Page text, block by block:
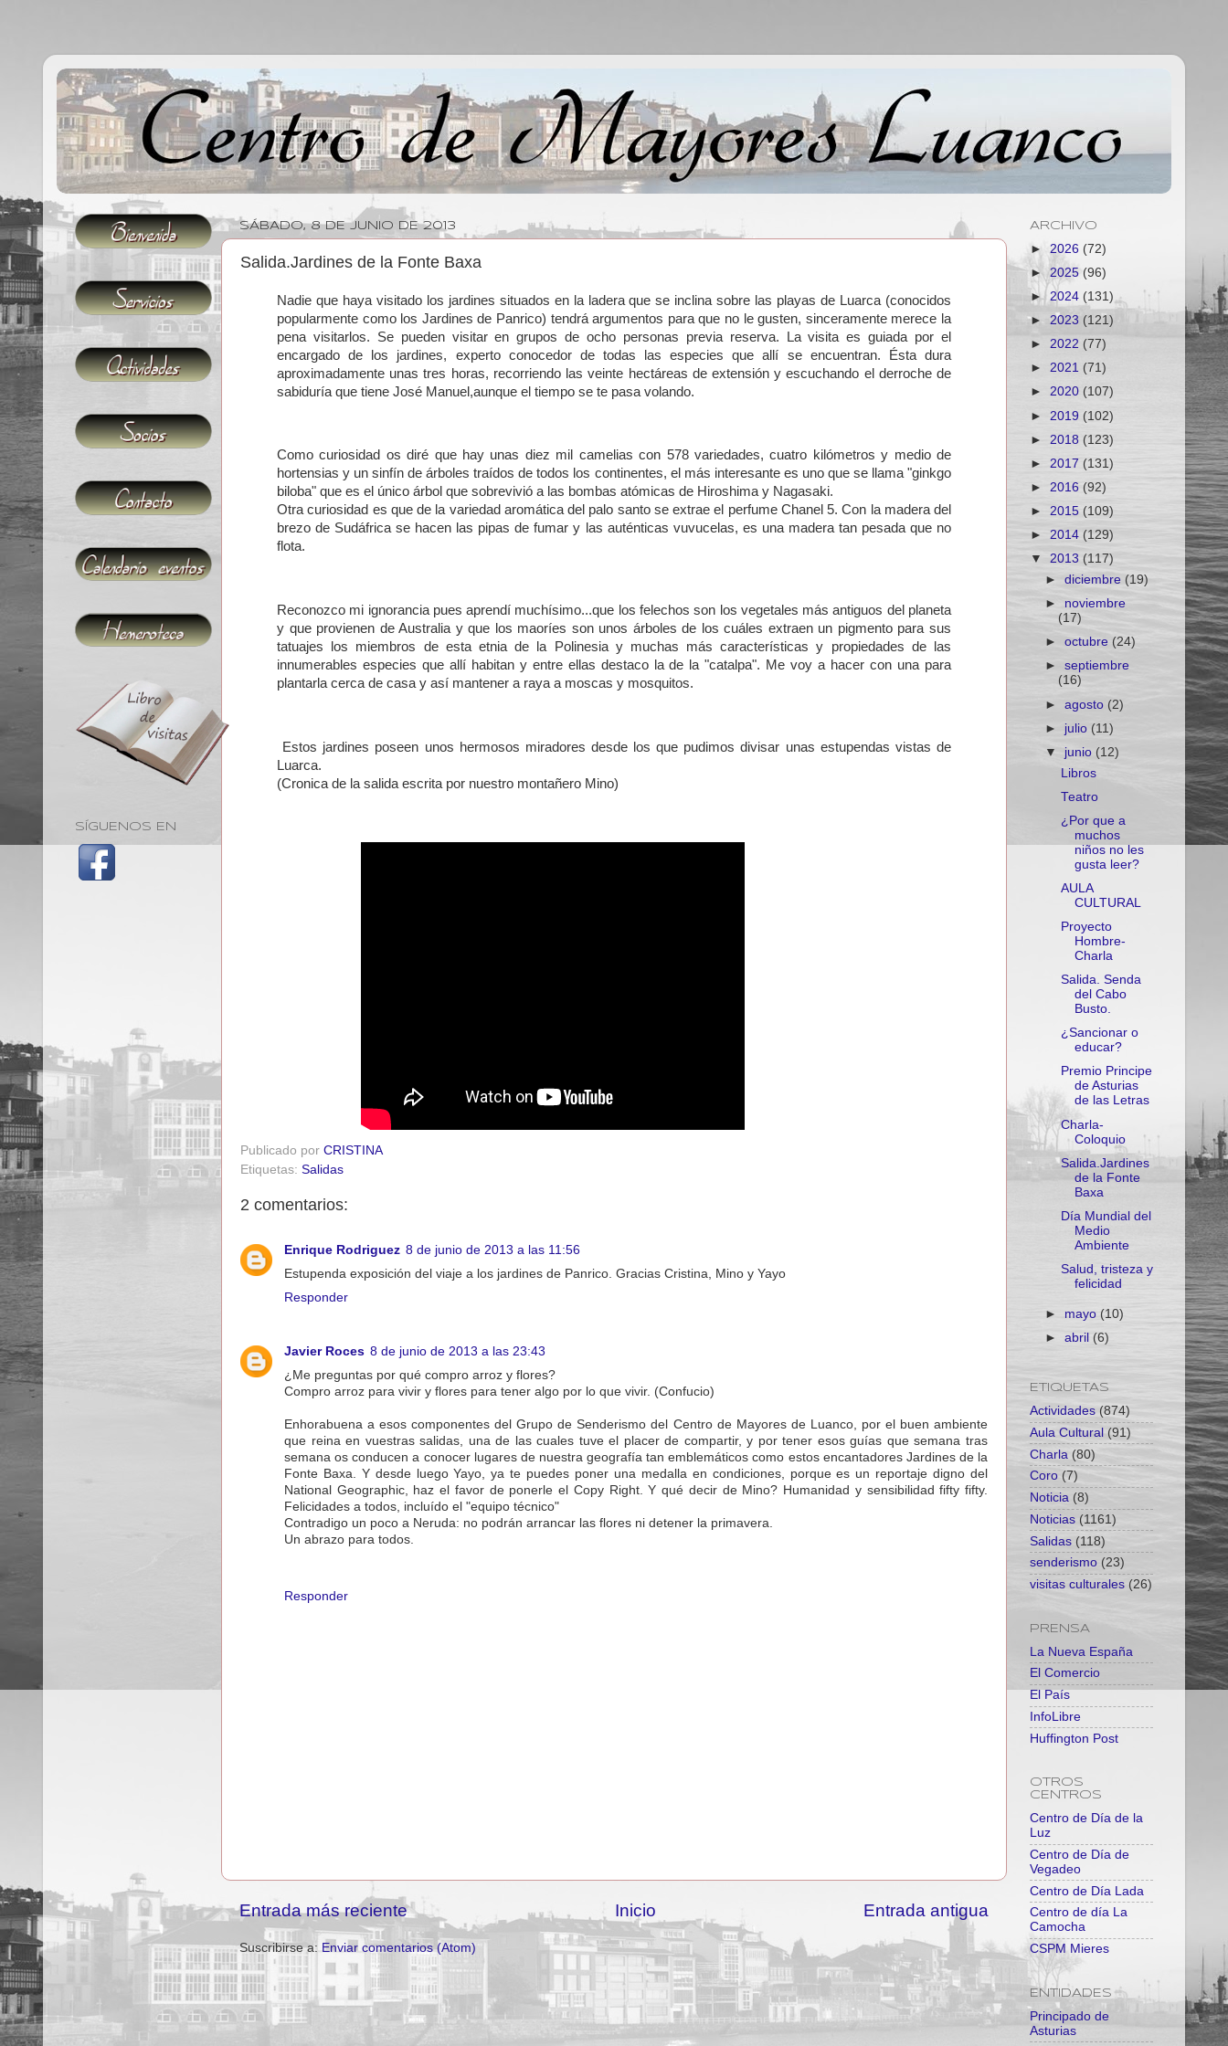
SÁBADO, 8 DE JUNIO DE 2013
Salida.Jardines de la Fonte Baxa
Nadie que haya visitado los jardines situados en la ladera que se inclina sobre las playas de Luarca (conocidos
popularmente como los Jardines de Panrico) tendrá argumentos para que no le gusten, sinceramente merece la
pena visitarlos. Se pueden visitar en grupos de ocho personas previa reserva. La visita es guiada por el
encargado de los jardines, experto conocedor de todas las especies que allí se encuentran. Ésta dura
aproximadamente unas tres horas, recorriendo las veinte hectáreas de extensión y escuchando el derroche de
sabiduría que tiene José Manuel,aunque el tiempo se te pasa volando.
Como curiosidad os diré que hay unas diez mil camelias con 578 variedades, cuatro kilómetros y medio de
hortensias y un sinfín de árboles traídos de todos los continentes, el más interesante es uno que se llama "ginkgo
biloba" que es el único árbol que sobrevivió a las bombas atómicas de Hiroshima y Nagasaki.
Otra curiosidad es que de la variedad aromática del palo santo se extrae el perfume Chanel 5. Con la madera del
brezo de Sudáfrica se hacen las pipas de fumar y las auténticas vuvucelas, es una madera tan pesada que no
flota.
Reconozco mi ignorancia pues aprendí muchísimo...que los felechos son los vegetales más antiguos del planeta
y que provienen de Australia y que los maoríes son unos árboles de los cuáles extraen un pigmento para sus
tatuajes los miembros de esta etnia de la Polinesia y muchas más características y propiedades de las
innumerables especies que allí habitan y entre ellas destaco la de la "catalpa". Me voy a hacer con una para
plantarla cerca de casa y así mantener a raya a moscas y mosquitos.
Estos jardines poseen unos hermosos miradores desde los que pudimos divisar unas estupendas vistas de
Luarca.
(Cronica de la salida escrita por nuestro montañero Mino)
Publicado por CRISTINA
Etiquetas: Salidas
2 comentarios:
Enrique Rodriguez 8 de junio de 2013 a las 11:56
Estupenda exposición del viaje a los jardines de Panrico. Gracias Cristina, Mino y Yayo
Responder
Javier Roces 8 de junio de 2013 a las 23:43
¿Me preguntas por qué compro arroz y flores?
Compro arroz para vivir y flores para tener algo por lo que vivir. (Confucio)
Enhorabuena a esos componentes del Grupo de Senderismo del Centro de Mayores de Luanco, por el buen ambiente
que reina en vuestras salidas, una de las cuales tuve el placer de compartir, y por tener esos guías que semana tras
semana os conducen a conocer lugares de nuestra geografía tan emblemáticos como estos encantadores Jardines de la
Fonte Baxa. Y desde luego Yayo, ya te puedes poner una medalla en condiciones, porque es un reportaje digno del
National Geographic, haz el favor de ponerle el Copy Right. Y qué decir de Mino? Humanidad y sensibilidad fifty fifty.
Felicidades a todos, incluído el "equipo técnico"
Contradigo un poco a Neruda: no podrán arrancar las flores ni detener la primavera.
Un abrazo para todos.
Responder
Entrada más reciente Entrada antigua
Inicio
Suscribirse a: Enviar comentarios (Atom)
SÍGUENOS EN
ARCHIVO
► 2026 (72)
► 2025 (96)
► 2024 (131)
► 2023 (121)
► 2022 (77)
► 2021 (71)
► 2020 (107)
► 2019 (102)
► 2018 (123)
► 2017 (131)
► 2016 (92)
► 2015 (109)
► 2014 (129)
▼ 2013 (117)
►diciembre (19)
► noviembre
(17)
►octubre (24)
►septiembre
(16)
►agosto (2)
► julio (11)
▼ junio (12)
Libros
Teatro
¿Por que a
muchos
niños no les
gusta leer?
AULA
CULTURAL
Proyecto
Hombre-
Charla
Salida. Senda
del Cabo
Busto.
¿Sancionar o
educar?
Premio Principe
de Asturias
de las Letras
Charla-
Coloquio
Salida.Jardines
de la Fonte
Baxa
Día Mundial del
Medio
Ambiente
Salud, tristeza y
felicidad
► mayo (10)
►abril (6)
ETIQUETAS
Actividades (874)
Aula Cultural (91)
Charla (80)
Coro (7)
Noticia (8)
Noticias (1161)
Salidas (118)
senderismo (23)
visitas culturales (26)
PRENSA
La Nueva España
El Comercio
El País
InfoLibre
Huffington Post
OTROS
CENTROS
Centro de Día de la
Luz
Centro de Día de
Vegadeo
Centro de Día Lada
Centro de día La
Camocha
CSPM Mieres
ENTIDADES
Principado de
Asturias